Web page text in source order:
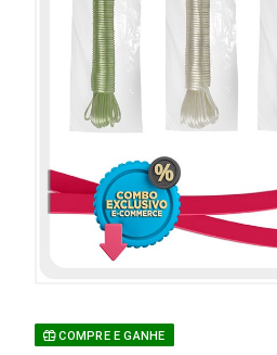
COMPRE E GANHE